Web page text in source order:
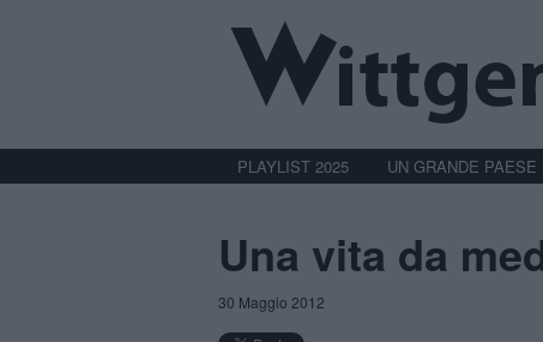
PLAYLIST 2025 UN GRANDE PAESE
Una vita da
30 Maggio 2012